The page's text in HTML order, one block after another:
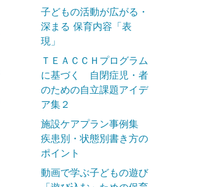
子どもの活動が広がる・
深まる 保育内容「表
現」
ＴＥＡＣＣＨプログラム
に基づく 自閉症児・者
のための自立課題アイデ
ア集２
施設ケアプラン事例集
疾患別・状態別書き方の
ポイント
動画で学ぶ子どもの遊び